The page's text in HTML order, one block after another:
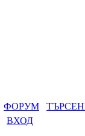
ФОРУМ
ВХОД